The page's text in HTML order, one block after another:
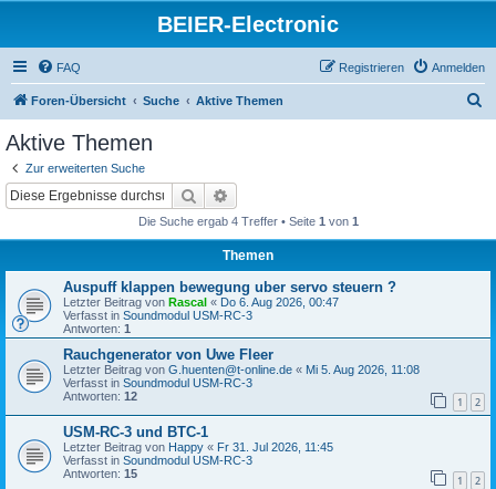
BEIER-Electronic
FAQ Anmelden
Registrieren
Foren-Übersicht Suche Aktive Themen
Aktive Themen
Zur erweiterten Suche
Suche
Die Suche ergab 4 Treffer • Seite 1 von 1
Themen
Auspuff klappen bewegung uber servo steuern ?
Letzter Beitrag von Rascal « Do 6. Aug 2026, 00:47
Verfasst in Soundmodul USM-RC-3
Antworten: 1
Rauchgenerator von Uwe Fleer
Letzter Beitrag von G.huenten@t-online.de « Mi 5. Aug 2026, 11:08
Verfasst in Soundmodul USM-RC-3
Antworten: 12 1 2
USM-RC-3 und BTC-1
Letzter Beitrag von Happy « Fr 31. Jul 2026, 11:45
Verfasst in Soundmodul USM-RC-3
Antworten: 15 1 2